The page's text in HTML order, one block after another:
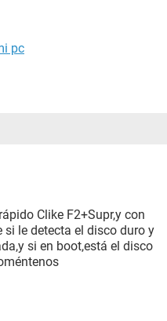
pc
Clike F2+Supr,y con
si le detecta el disco duro y
si en boot,está el disco